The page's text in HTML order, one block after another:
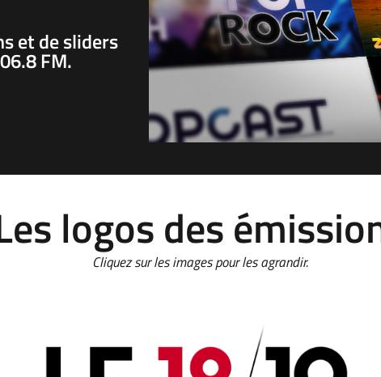
et de sliders
FM.
logos des
Cliquez sur les images pour les agrandir.